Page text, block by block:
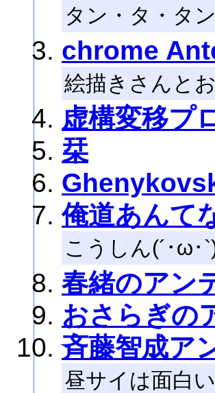
タン・タ・タ
chrome
絵描きさんと
虚構変移プ
栞
俺道あんて
こうしん(´･ω･
春緒のアン
おさらぎの
斉藤智成ア
昼サイは面白